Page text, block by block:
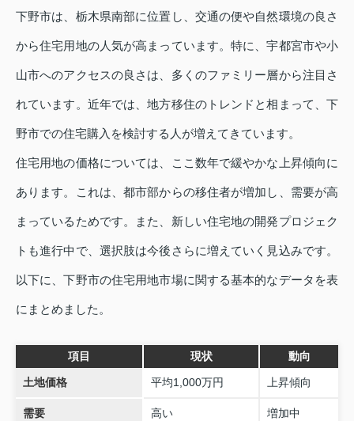
下野市は、栃木県南部に位置し、交通の便や自然環境の良さ
から住宅用地の人気が高まっています。特に、宇都宮市や小
山市へのアクセスの良さは、多くのファミリー層から注目さ
れています。近年では、地方移住のトレンドと相まって、下
野市での住宅購入を検討する人が増えてきています。
住宅用地の価格については、ここ数年で緩やかな上昇傾向に
あります。これは、都市部からの移住者が増加し、需要が高
まっているためです。また、新しい住宅地の開発プロジェク
トも進行中で、選択肢は今後さらに増えていく見込みです。
以下に、下野市の住宅用地市場に関する基本的なデータを表
にまとめました。
項目 現状 動向
土地価格 平均1,000万円 上昇傾向
需要 高い 増加中